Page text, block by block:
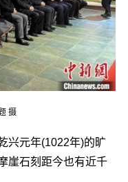
摄
元年(1022年)的旷
崖石刻距今也有近千